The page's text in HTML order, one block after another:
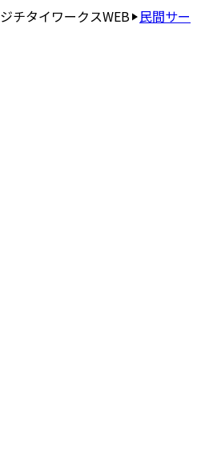
ジチタイワークスWEB 民間サー